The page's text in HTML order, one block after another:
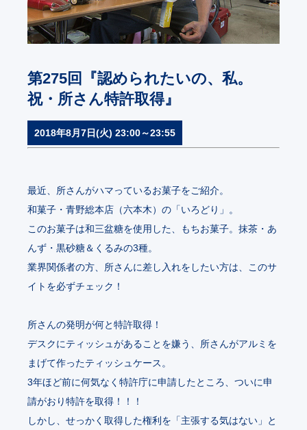
第275回『認められたいの、私。
祝・所さん特許取得』
2018年8月7日(火) 23:00～23:55
最近、所さんがハマっているお菓子をご紹介。
和菓子・青野総本店（六本木）の「いろどり」。
このお菓子は和三盆糖を使用した、もちお菓子。抹茶・あ
んず・黒砂糖＆くるみの3種。
業界関係者の方、所さんに差し入れをしたい方は、このサ
イトを必ずチェック！
所さんの発明が何と特許取得！
デスクにティッシュがあることを嫌う、所さんがアルミを
まげて作ったティッシュケース。
3年ほど前に何気なく特許庁に申請したところ、ついに申
請がおり特許を取得！！！
しかし、せっかく取得した権利を「主張する気はない」と